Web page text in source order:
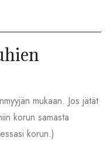
mukaan. Jos jätät
korun samasta
korun.)